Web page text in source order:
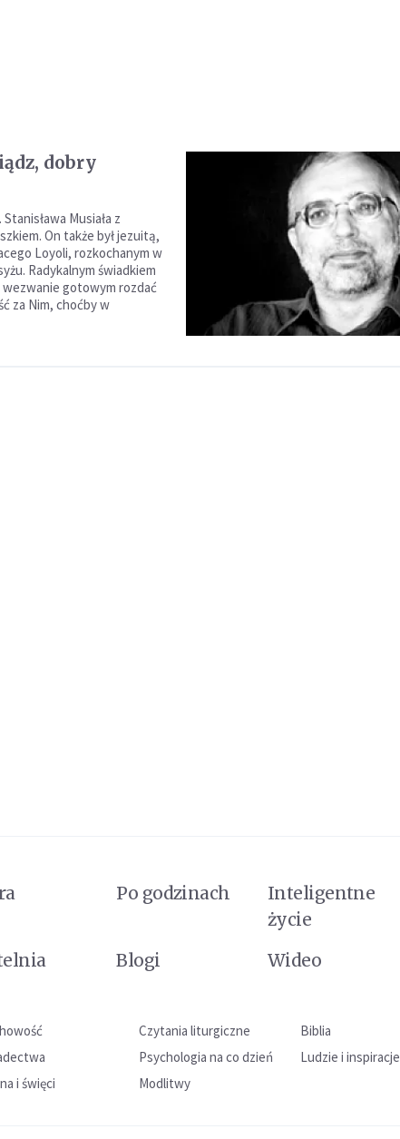
dobry
Stanisława Musiała z
On także był jezuitą,
Loyoli, rozkochanym w
Radykalnym świadkiem
wezwanie gotowym rozdać
za Nim, choćby w
Po godzinach
Inteligentne
życie
Blogi Wideo
Czytania liturgiczne
Biblia
Psychologia na co dzień
Ludzie i inspiracje
i święci Modlitwy